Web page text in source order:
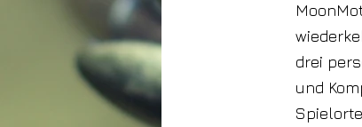
drei
und